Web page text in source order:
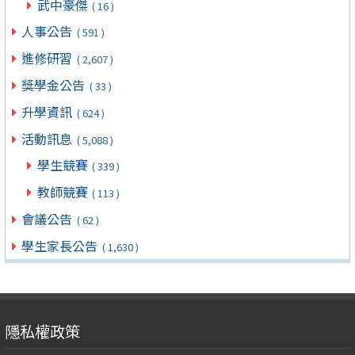
武中豪傑 ( 16 )
人事公告 ( 591 )
進修研習 ( 2,607 )
獎學金公告 ( 33 )
升學資訊 ( 624 )
活動訊息 ( 5,088 )
學生競賽 ( 339 )
教師競賽 ( 113 )
會議公告 ( 62 )
學生家長公告 ( 1,630 )
隱私權政策